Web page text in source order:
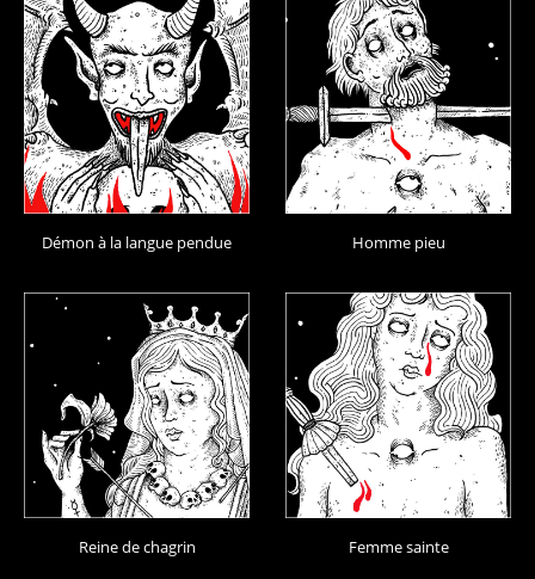
Démon à la langue pendue Homme pieu
Reine de chagrin Femme sainte